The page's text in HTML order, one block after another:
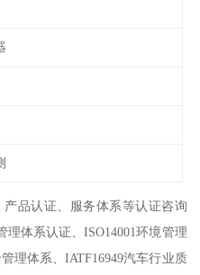
品认证、服务体系等认证咨询
理体系认证、ISO14001环境管理
理体系、IATF16949汽车行业质